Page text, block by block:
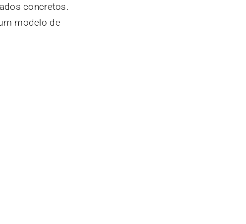
concretos.
modelo de